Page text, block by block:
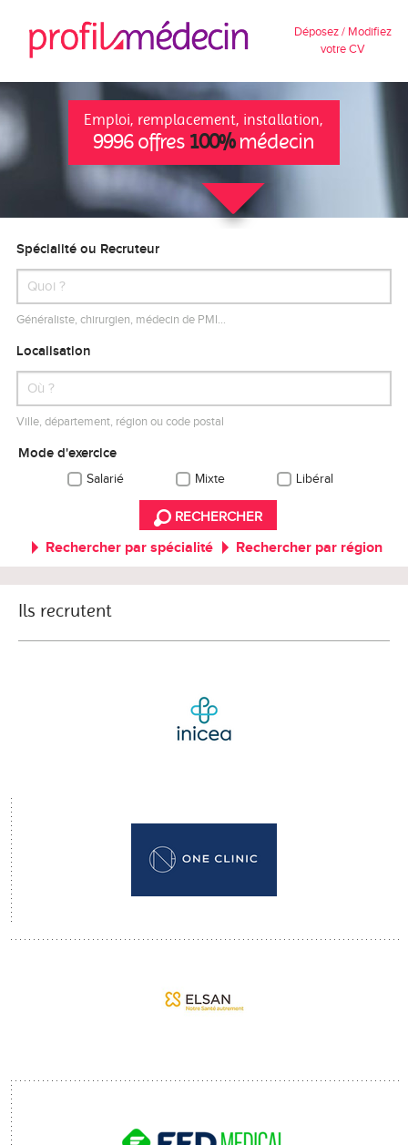
Déposez / Modifiez
votre CV
Emploi, remplacement, installation,
9996 offres 100%médecin
Spécialité ou Recruteur
Généraliste, chirurgien, médecin de PMI…
Localisation
Ville, département, région ou code postal
Mode d'exercice
Salarié Mixte Libéral
RECHERCHER
Rechercher par spécialité Rechercher par région
Ils recrutent